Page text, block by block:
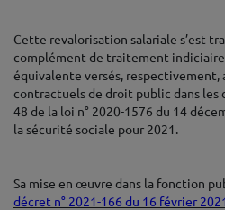
Cette revalorisation salariale s’est
complément de traitement indiciaire
équivalente versés,
contractuels de droit public dans les
48 de la loi n° 2020-1576 du 14
la sécurité sociale pour 2021.
Sa mise en œuvre dans la fonction
décret n° 2021-166 du 16 février 2021